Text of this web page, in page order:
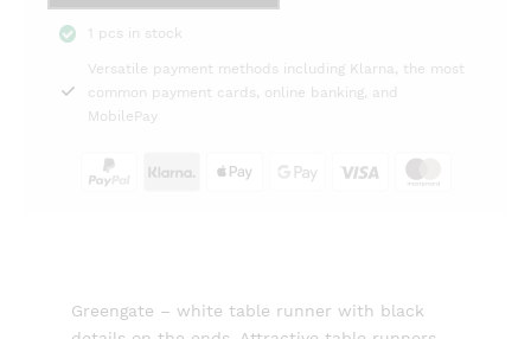
white
45x140
Greengate
quantity
1 pcs in stock
Versatile payment methods including Klarna, the most
common payment cards, online banking, and
MobilePay
Greengate – white table runner with black